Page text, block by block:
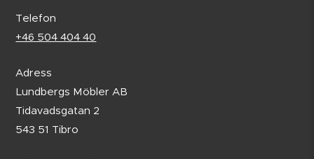
Telefon
+46 504 404 40
Adress
Lundbergs Möbler AB
Tidavadsgatan 2
543 51 Tibro